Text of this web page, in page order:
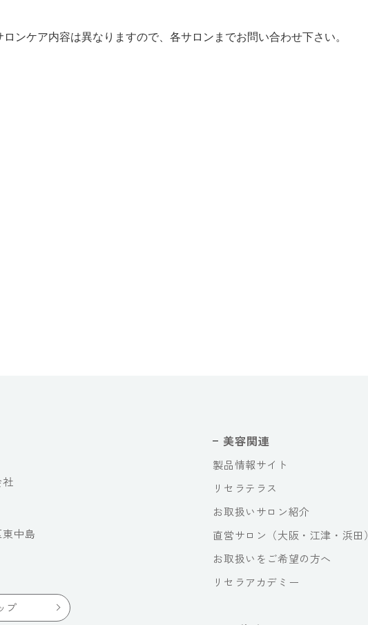
ンケア内容は異なりますので、各サロンまでお問い合わせ下さい。
中島
プ
美容関連
製品情報サイト
リセラテラス
お取扱いサロン紹介
直営サロン（大阪・江津・浜田）
お取扱いをご希望の方へ
リセラアカデミー